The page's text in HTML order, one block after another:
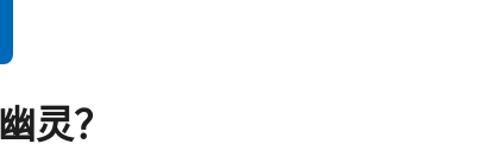
灵？